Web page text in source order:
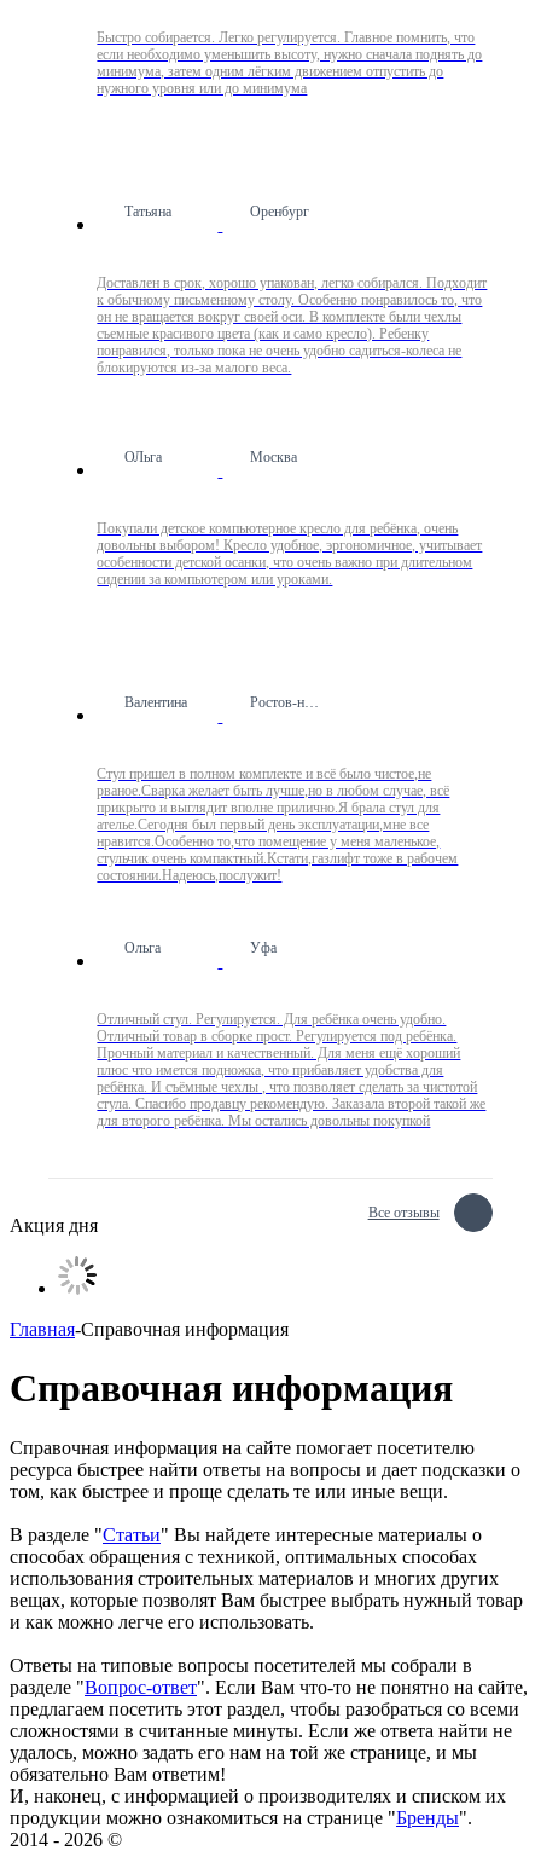
Быстро собирается. Легко регулируется. Главное помнить, что
если необходимо уменьшить высоту, нужно сначала поднять до
минимума, затем одним лёгким движением отпустить до
нужного уровня или до минимума
Татьяна Оренбург
Доставлен в срок, хорошо упакован, легко собирался. Подходит
к обычному письменному столу. Особенно понравилось то, что
он не вращается вокруг своей оси. В комплекте были чехлы
съемные красивого цвета (как и само кресло). Ребенку
понравился, только пока не очень удобно садиться-колеса не
блокируются из-за малого веса.
ОЛьга Москва
Покупали детское компьютерное кресло для ребёнка, очень
довольны выбором! Кресло удобное, эргономичное, учитывает
особенности детской осанки, что очень важно при длительном
сидении за компьютером или уроками.
Валентина Ростов-на-Дону
Стул пришел в полном комплекте и всё было чистое,не
рваное.Сварка желает быть лучше,но в любом случае, всё
прикрыто и выглядит вполне прилично.Я брала стул для
ателье.Сегодня был первый день эксплуатации,мне все
нравится.Особенно то,что помещение у меня маленькое,
стульчик очень компактный.Кстати,газлифт тоже в рабочем
состоянии.Надеюсь,послужит!
Ольга Уфа
Отличный стул. Регулируется. Для ребёнка очень удобно.
Отличный товар в сборке прост. Регулируется под ребёнка.
Прочный материал и качественный. Для меня ещё хороший
плюс что имется подножка, что прибавляет удобства для
ребёнка. И съёмные чехлы , что позволяет сделать за чистотой
стула. Спасибо продавцу рекомендую. Заказала второй такой же
для второго ребёнка. Мы остались довольны покупкой
Все отзывы
Акция дня
Главная-Справочная информация
Справочная информация
Справочная информация на сайте помогает посетителю
ресурса быстрее найти ответы на вопросы и дает подсказки о
том, как быстрее и проще сделать те или иные вещи.
В разделе "Статьи" Вы найдете интересные материалы о
способах обращения с техникой, оптимальных способах
использования строительных материалов и многих других
вещах, которые позволят Вам быстрее выбрать нужный товар
и как можно легче его использовать.
Ответы на типовые вопросы посетителей мы собрали в
разделе "Вопрос-ответ". Если Вам что-то не понятно на сайте,
предлагаем посетить этот раздел, чтобы разобраться со всеми
сложностями в считанные минуты. Если же ответа найти не
удалось, можно задать его нам на той же странице, и мы
обязательно Вам ответим!
И, наконец, с информацией о производителях и списком их
продукции можно ознакомиться на странице "Бренды".
2014 - 2026 ©